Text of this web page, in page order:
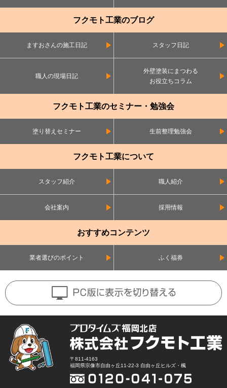
フクモト工業のブログ
ますおさんの施工日記 スタッフ日記
職人の現場日記
外壁塗装にまつわる
お役立ちコラム
フクモト工業のセミナー・勉強会
塗り替えセミナー 生前整理勉強会
フクモト工業について
スタッフ紹介 職人紹介
会社案内 採用情報
おすすめコンテンツ
業者選びのポイント ふく福券
〒811-4163
福岡県宗像市自由ヶ丘11-22-3 自由ヶ丘ヒルズ・楓